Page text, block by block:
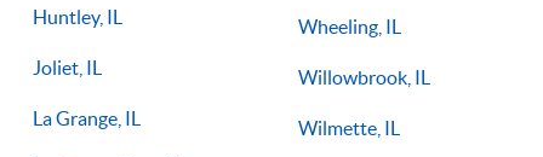
Huntley, IL
Joliet, IL
La Grange, IL
Wheeling, IL
Willowbrook, IL
Wilmette, IL